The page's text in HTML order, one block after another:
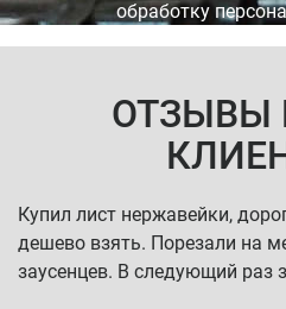
обработку
ОТЗЫВЫ
Купил лист нержавейки,
дешево взять. Порезали на
заусенцев. В следующий раз